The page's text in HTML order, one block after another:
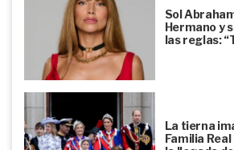
Sol
Hermano y
las reglas:
La tierna
Familia